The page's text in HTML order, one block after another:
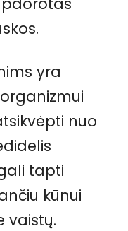
yra
nuo
tapti
kūnui
vaistų.